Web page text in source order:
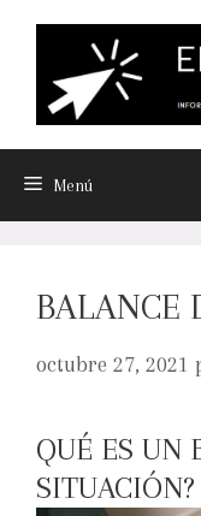
Menú
BALANCE
octubre 27, 2021
QUÉ ES UN
SITUACIÓN?